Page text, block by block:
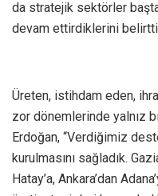
da stratejik sektörler
devam ettirdiklerini
Üreten, istihdam eden,
zor dönemlerinde yalnız
Erdoğan, “Verdiğimiz
kurulmasını sağladık.
Hatay’a, Ankara’dan